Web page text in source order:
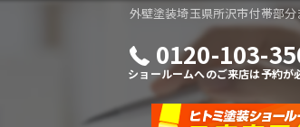
外壁塗装埼玉県所沢市付帯部
0120-103-
ショールームへのご来店は予約が